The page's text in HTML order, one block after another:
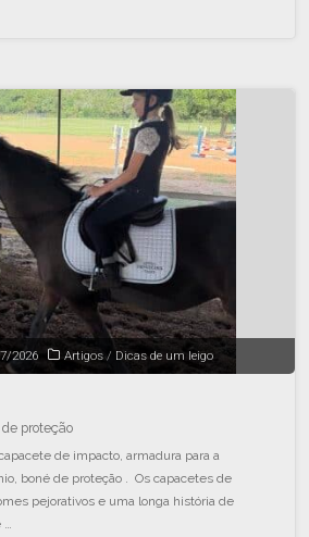
2026 Artigos / Dicas de um leigo
proteção
de impacto, armadura para a
boné de proteção . Os capacetes de
pejorativos e uma longa história de
…